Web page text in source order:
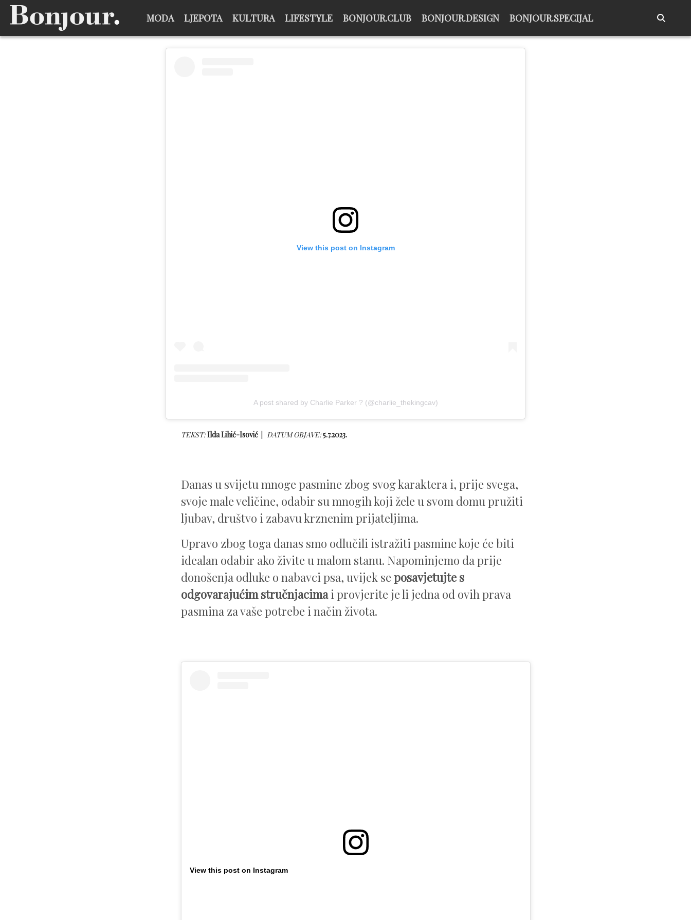
MODA LJEPOTA KULTURA LIFESTYLE BONJOUR.CLUB BONJOUR.DESIGN BONJOUR.SPECIJAL
View this post on Instagram
A post shared by Charlie Parker ? (@charlie_thekingcav)
TEKST:Ilda Lihić-Isović DATUM OBJAVE:5.7.2023.
Danas u svijetu mnoge pasmine zbog svog karaktera i, prije svega,
svoje male veličine, odabir su mnogih koji žele u svom domu pružiti
ljubav, društvo i zabavu krznenim prijateljima.
Upravo zbog toga danas smo odlučili istražiti pasmine koje će biti
idealan odabir ako živite u malom stanu. Napominjemo da prije
donošenja odluke o nabavci psa, uvijek se posavjetujte s
odgovarajućim stručnjacimai provjerite je li jedna od ovih prava
pasmina za vaše potrebe i način života.
View this post on Instagram